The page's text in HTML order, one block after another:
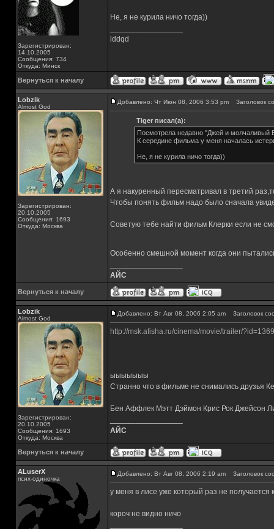
Зарегистрирован:
14.10.2005
Сообщения: 734
Откуда: Минск
Не, я не курила ничо тогда))
iddqd
Вернуться к началу
Lobzik
Almost God
Зарегистрирован:
20.10.2005
Сообщения: 1693
Откуда: Москва
Добавлено: Чт Июн 08, 2006 3:53 pm Заголовок
Tiger писал(а):
Посмотрела недавно "Джей и молчаливый
К середине фильма у меня началась
Не, я не курила ничо тогда))
А я накуренный пересматривал в третий
Чтобы понять фильм надо было сначала
Советую тебе найти фильм Клерки если не
Особенно смешной момент когда они
АЙС
Вернуться к началу
Lobzik
Almost God
Зарегистрирован:
20.10.2005
Сообщения: 1693
Откуда: Москва
Добавлено: Вт Авг 08, 2006 2:05 am Заголовок
http://msk.afisha.ru/cinema/movie/trailer/
ыыыыыыы
Странно что в фильме не снимались друзья
Бен Аффлек Мэтт Дэймон Крис Рок Джейсон
АЙС
Вернуться к началу
ALuserX
псих-одиночка
Добавлено: Вт Авг 08, 2006 2:19 am Заголовок
у меня в лисе уже который раз не получается
короч не видно ничо